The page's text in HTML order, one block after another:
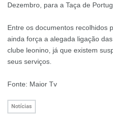
Dezembro, para a Taça de
Entre os documentos recolhidos
ainda força a alegada ligação
clube leonino, já que existem
seus serviços.
Fonte: Maior Tv
Notícias